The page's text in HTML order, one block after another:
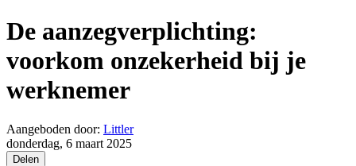
De aanzegverplichting:
voorkom onzekerheid bij je
werknemer
Aangeboden door: Littler
donderdag, 6 maart 2025
Delen